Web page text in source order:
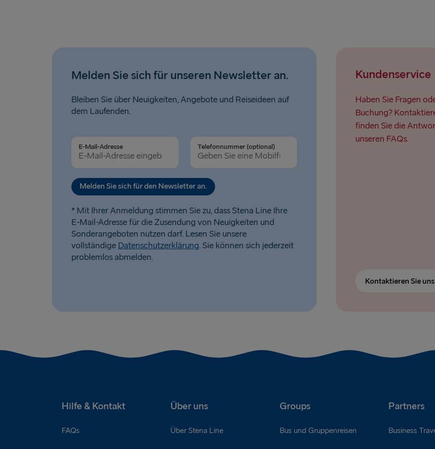
Melden Sie sich für unseren Newsletter an.
Bleiben Sie über Neuigkeiten, Angebote und Reiseideen auf
dem Laufenden.
E-Mail-Adresse Telefonnummer (optional)
Melden Sie sich für den Newsletter an.
* Mit Ihrer Anmeldung stimmen Sie zu, dass Stena Line Ihre
E-Mail-Adresse für die Zusendung von Neuigkeiten und
Sonderangeboten nutzen darf. Lesen Sie unsere
vollständige Datenschutzerklärung. Sie können sich jederzeit
problemlos abmelden.
Kundenservice
Haben Sie Fragen
Buchung?
finden Sie die
unseren FAQs.
Kontaktieren Sie uns
Hilfe & Kontakt Über uns Groups Partners
FAQs Über Stena Line Bus und Gruppenreisen Business